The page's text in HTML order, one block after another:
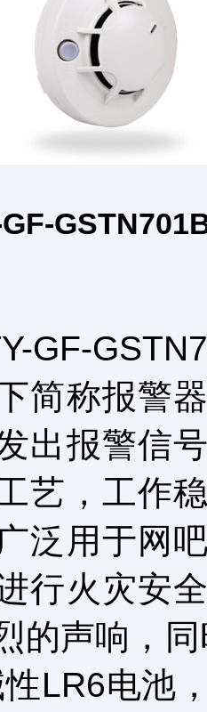
简称报警
出报警信
艺，工作
泛用于网
行火灾安
的声响，
LR6电池